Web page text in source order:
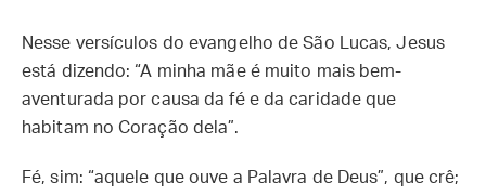
Nesse versículos do evangelho de São Lucas, Jesus
está dizendo: “A minha mãe é muito mais bem-
aventurada por causa da fé e da caridade que
habitam no Coração dela”.
Fé, sim: “aquele que ouve a Palavra de Deus”, que crê;